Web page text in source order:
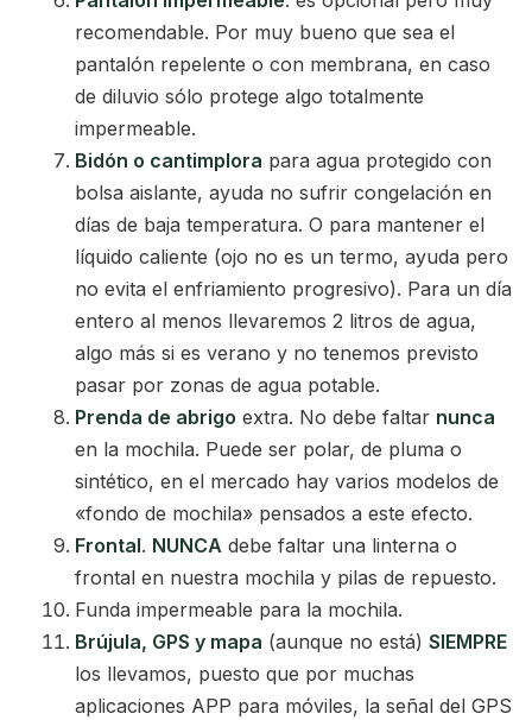
recomendable. Por muy bueno que sea el
pantalón repelente o con membrana, en caso
de diluvio sólo protege algo totalmente
impermeable.
Bidón o cantimplora para agua protegido con
bolsa aislante, ayuda no sufrir congelación en
días de baja temperatura. O para mantener el
líquido caliente (ojo no es un termo, ayuda pero
no evita el enfriamiento progresivo). Para un día
entero al menos llevaremos 2 litros de agua,
algo más si es verano y no tenemos previsto
pasar por zonas de agua potable.
Prenda de abrigo extra. No debe faltar nunca
en la mochila. Puede ser polar, de pluma o
sintético, en el mercado hay varios modelos de
«fondo de mochila» pensados a este efecto.
Frontal. NUNCA debe faltar una linterna o
frontal en nuestra mochila y pilas de repuesto.
Funda impermeable para la mochila.
Brújula, GPS y mapa (aunque no está) SIEMPRE
los llevamos, puesto que por muchas
aplicaciones APP para móviles, la señal del GPS